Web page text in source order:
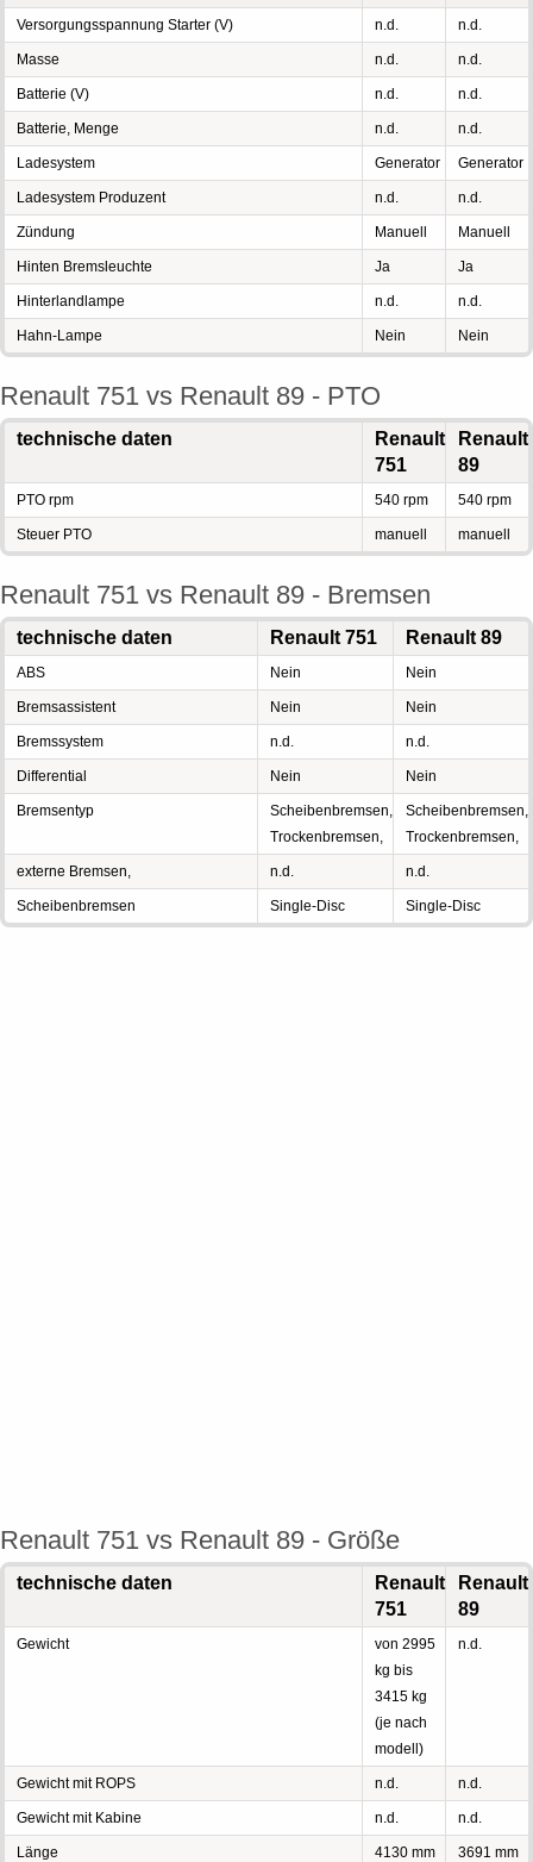
Versorgungsspannung Starter (V) n.d. n.d.
Masse n.d. n.d.
Batterie (V) n.d. n.d.
Batterie, Menge n.d. n.d.
Ladesystem Generator Generator
Ladesystem Produzent n.d. n.d.
Zündung Manuell Manuell
Hinten Bremsleuchte Ja Ja
Hinterlandlampe n.d. n.d.
Hahn-Lampe Nein Nein
Renault 751 vs Renault 89 - PTO
technische daten
Renault
751
Renault
89
PTO rpm 540 rpm 540 rpm
Steuer PTO manuell manuell
Renault 751 vs Renault 89 - Bremsen
technische daten Renault 751 Renault 89
ABS Nein Nein
Bremsassistent Nein Nein
Bremssystem n.d. n.d.
Differential Nein Nein
Bremsentyp
Scheibenbremsen,
Trockenbremsen,
Scheibenbremsen,
Trockenbremsen,
externe Bremsen, n.d. n.d.
Scheibenbremsen Single-Disc Single-Disc
Renault 751 vs Renault 89 - Größe
technische daten
Renault
751
Renault
89
Gewicht
von 2995
kg bis
3415 kg
(je nach
modell)
n.d.
Gewicht mit ROPS n.d. n.d.
Gewicht mit Kabine n.d. n.d.
Länge 4130 mm 3691 mm